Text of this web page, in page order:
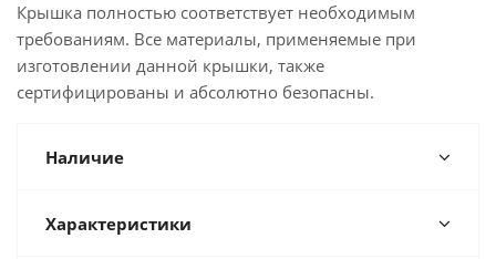
Крышка полностью соответствует необходимым
требованиям. Все материалы, применяемые при
изготовлении данной крышки, также
сертифицированы и абсолютно безопасны.
Наличие
Характеристики